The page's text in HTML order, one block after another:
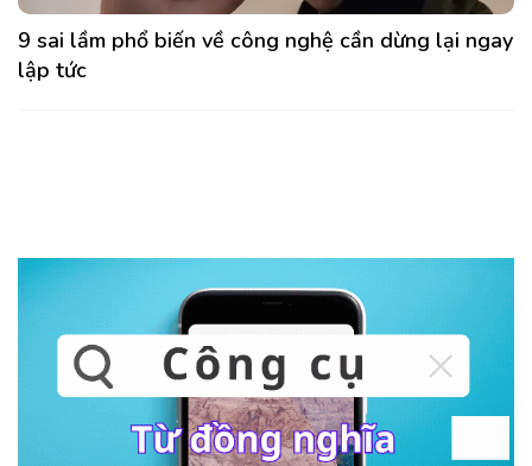
9 sai lầm phổ biến về công nghệ cần dừng lại ngay
lập tức